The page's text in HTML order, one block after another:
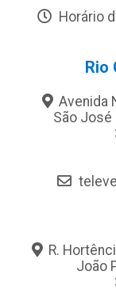
Horário
Rio
Avenida
São José
R.
João